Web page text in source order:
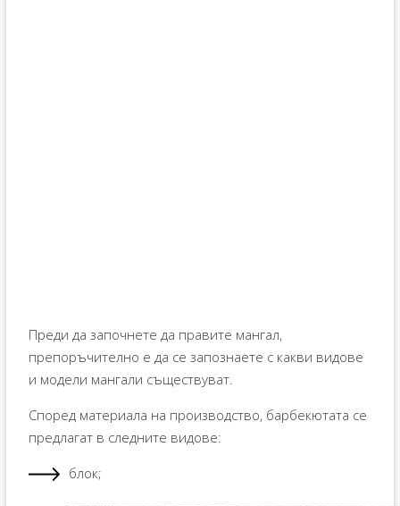
Преди да започнете да правите мангал,
препоръчително е да се запознаете с какви видове
и модели мангали съществуват.
Според материала на производство, барбекютата се
предлагат в следните видове:
блок;